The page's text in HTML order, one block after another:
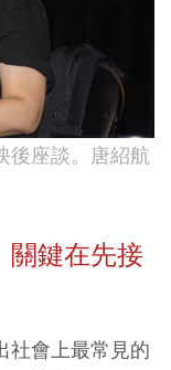
後座談。唐紹航
鍵在先接
社會上最常見的